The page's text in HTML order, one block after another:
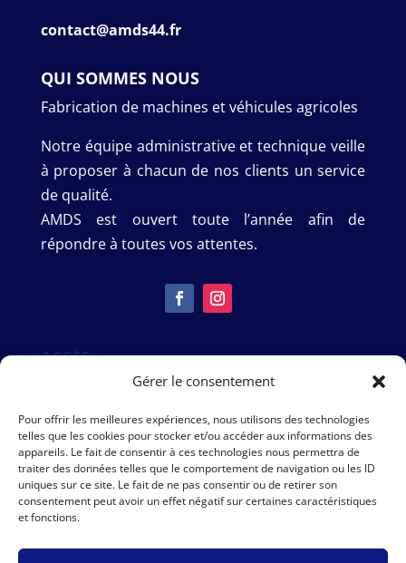
Gérer le consentement
Pour offrir les meilleures expériences, nous utilisons des technologies
telles que les cookies pour stocker et/ou accéder aux informations des
appareils. Le fait de consentir à ces technologies nous permettra de
traiter des données telles que le comportement de navigation ou les ID
uniques sur ce site. Le fait de ne pas consentir ou de retirer son
consentement peut avoir un effet négatif sur certaines caractéristiques
et fonctions.
contact@amds44.fr
QUI SOMMES NOUS
Fabrication de machines et véhicules agricoles
Notre équipe administrative et technique veille
à proposer à chacun de nos clients un service
de qualité.
AMDS est ouvert toute l’année afin de
répondre à toutes vos attentes.
ACCÈS